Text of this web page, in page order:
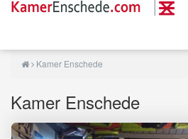
Kamer Enschede
Kamer Enschede